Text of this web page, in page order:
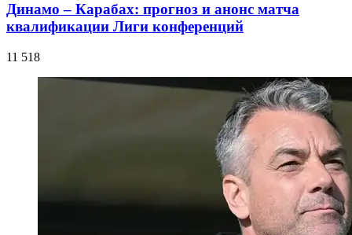
Динамо – Карабах: прогноз и анонс матча
квалификации Лиги конференций
11 518